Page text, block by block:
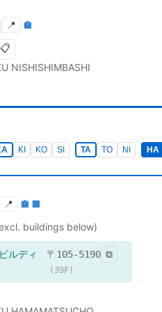
📍 🏣
📋
NISHISHIMBASHI
KI KO SI TA TO NI HA
📍 🏣 🏢
buildings below)
ルディ
〒 105-5190 ⧉
( 39F)